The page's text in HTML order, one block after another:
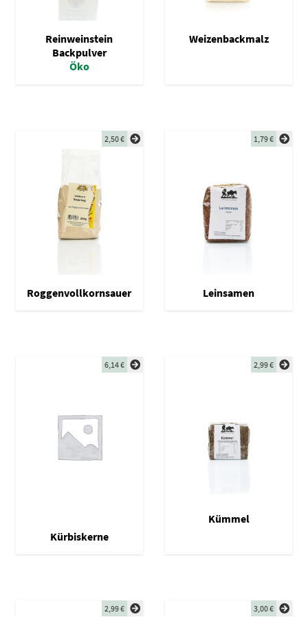
Reinweinstein
Backpulver
Öko
Weizenbackmalz
2,50€
Roggenvollkornsauer
1,79€
Leinsamen
6,14€
Kürbiskerne
2,99€
Kümmel
2,99€ 3,00€